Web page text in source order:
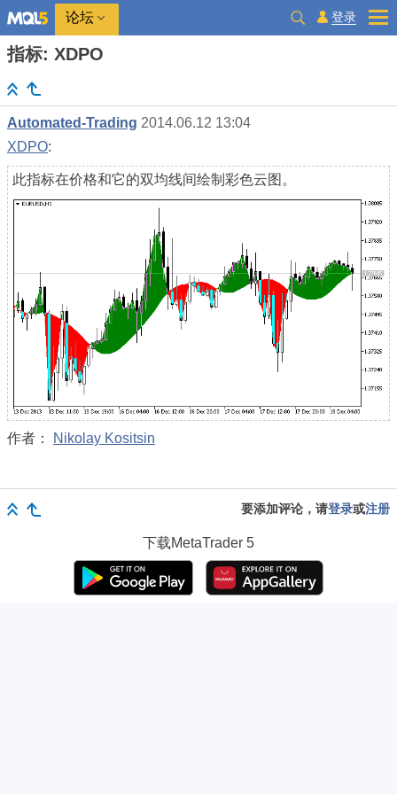
论坛 登录
指标: XDPO
Automated-Trading 2014.06.12 13:04
XDPO:
此指标在价格和它的双均线间绘制彩色云图。
作者： Nikolay Kositsin
要添加评论，请登录或注册
下载MetaTrader 5